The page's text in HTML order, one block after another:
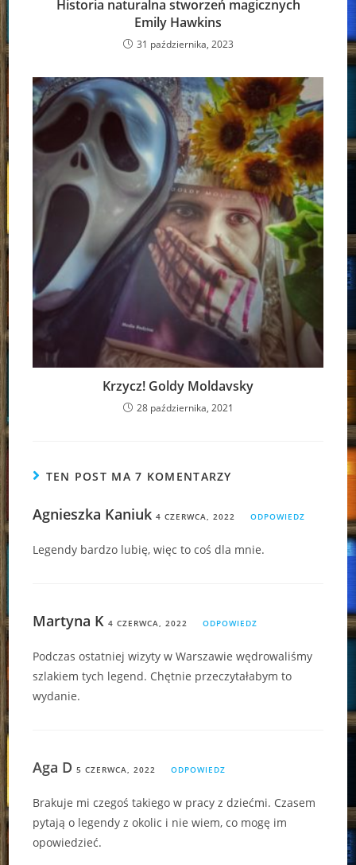
Historia naturalna stworzeń magicznych
Emily Hawkins
31 października, 2023
Krzycz! Goldy Moldavsky
28 października, 2021
TEN POST MA 7 KOMENTARZY
Agnieszka Kaniuk 4 CZERWCA, 2022 ODPOWIEDZ
Legendy bardzo lubię, więc to coś dla mnie.
Martyna K 4 CZERWCA, 2022 ODPOWIEDZ
Podczas ostatniej wizyty w Warszawie wędrowaliśmy
szlakiem tych legend. Chętnie przeczytałabym to
wydanie.
Aga D5 CZERWCA, 2022 ODPOWIEDZ
Brakuje mi czegoś takiego w pracy z dziećmi. Czasem
pytają o legendy z okolic i nie wiem, co mogę im
opowiedzieć.